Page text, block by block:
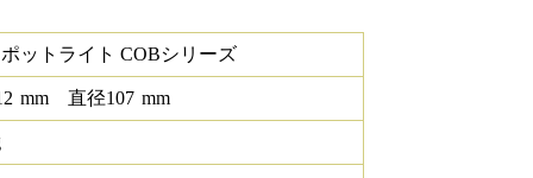
ットライト COBシリーズ
mm 直径107 mm